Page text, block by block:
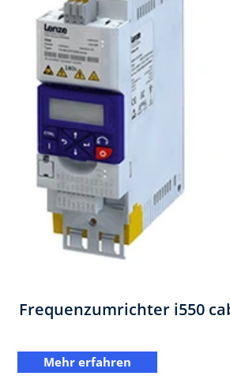
Frequenzumrichter i550
Mehr erfahren